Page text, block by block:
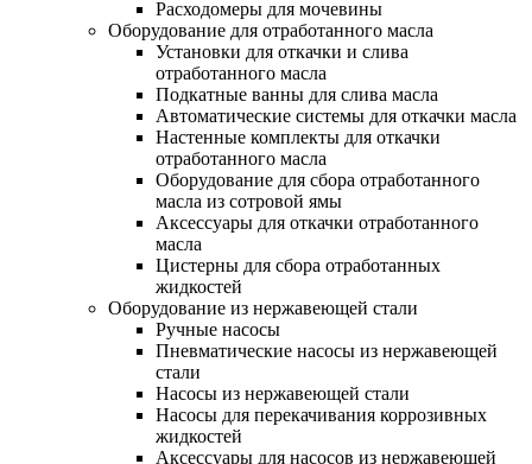
Расходомеры для мочевины
Оборудование для отработанного масла
Установки для откачки и слива
отработанного масла
Подкатные ванны для слива масла
Автоматические системы для откачки масла
Настенные комплекты для откачки
отработанного масла
Оборудование для сбора отработанного
масла из сотровой ямы
Аксессуары для откачки отработанного
масла
Цистерны для сбора отработанных
жидкостей
Оборудование из нержавеющей стали
Ручные насосы
Пневматические насосы из нержавеющей
стали
Насосы из нержавеющей стали
Насосы для перекачивания коррозивных
жидкостей
Аксессуары для насосов из нержавеющей